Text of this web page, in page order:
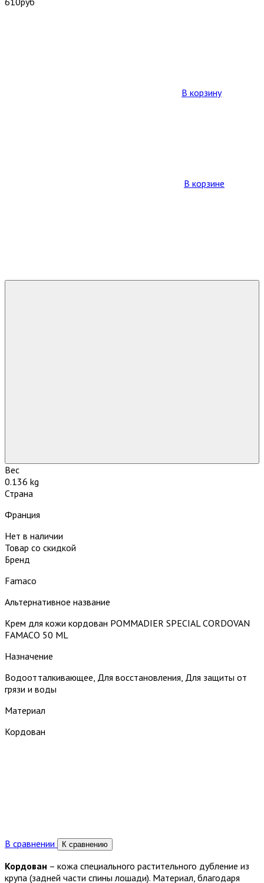
В корзину
В корзине
Вес
0.136 kg
Страна
Франция
Нет в наличии
Товар со скидкой
Бренд
Famaco
Альтернативное название
Крем для кожи кордован POMMADIER SPECIAL CORDOVAN
FAMACO 50 ML
Назначение
Водоотталкивающее, Для восстановления, Для защиты от
грязи и воды
Материал
Кордован
В сравнении К сравнению
Кордован – кожа специального растительного дубление из
крупа (задней части спины лошади). Материал, благодаря